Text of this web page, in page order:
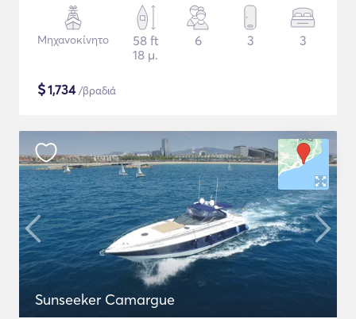
Μηχανοκίνητο
58 ft
18 μ.
6 3 3
$1,734/βραδιά
Sunseeker Camargue